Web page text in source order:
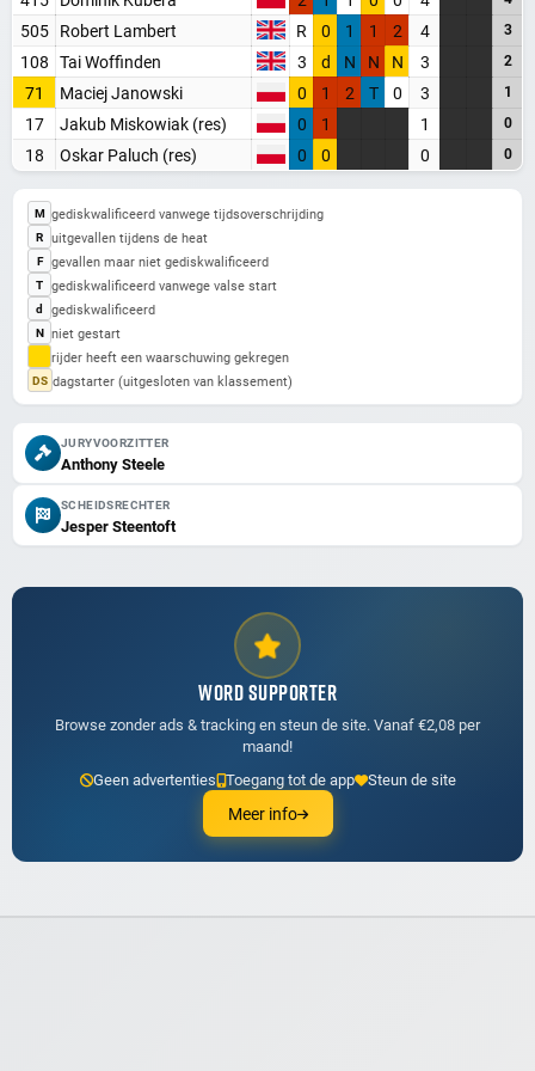
505 Robert Lambert R 0 1 1 2 4 3
108 Tai Woffinden 3 d N N N 3 2
71 Maciej Janowski 0 1 2 T 0 3 1
17 Jakub Miskowiak (res) 0 1 1 0
18 Oskar Paluch (res) 0 0 0 0
M gediskwalificeerd vanwege tijdsoverschrijding
R uitgevallen tijdens de heat
F gevallen maar niet gediskwalificeerd
T gediskwalificeerd vanwege valse start
d gediskwalificeerd
N niet gestart
rijder heeft een waarschuwing gekregen
DS dagstarter (uitgesloten van klassement)
JURYVOORZITTER
Anthony Steele
SCHEIDSRECHTER
Jesper Steentoft
WORD SUPPORTER
Browse zonder ads & tracking en steun de site. Vanaf €2,08 per
maand!
Geen advertenties Toegang tot de app Steun de site
Meer info
Maak een gratis account aan
Word Supporter, zonder advertenties & tracking
Steun de site